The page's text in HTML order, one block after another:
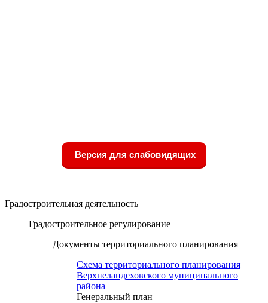
Версия для слабовидящих
Градостроительная деятельность
Градостроительное регулирование
Документы территориального планирования
Схема территориального планирования
Верхнеландеховского муниципального
района
Генеральный план